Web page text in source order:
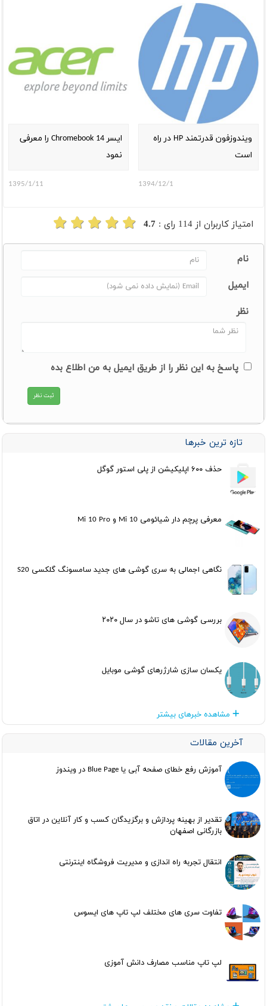
ویندوزفون قدرتمند HP در راه
است
1394/12/1
ایسر Chromebook 14 را معرفی
نمود
1395/1/11
امتیاز کاربران از 114 رای : 4.7
نام
ایمیل
نظر
پاسخ به این نظر را از طریق ایمیل به من اطلاع بده
تازه ترین خبرها
حذف ۶۰۰ اپلیکیشن از پلی استور گوگل
معرفی پرچم دار شیائومی Mi 10 و Mi 10 Pro
نگاهی اجمالی به سری گوشی های جدید سامسونگ گلکسی S20
بررسی گوشی های تاشو در سال ۲۰۲۰
یکسان سازی شارژرهای گوشی موبایل
مشاهده خبرهای بیشتر
آخرین مقالات
آموزش رفع خطای صفحه آبی یا Blue Page در ویندوز
تقدیر از بهینه پردازش و برگزیدگان کسب و کار آنلاین در اتاق
بازرگانی اصفهان
انتقال تجربه راه اندازی و مدیریت فروشگاه اینترنتی
تفاوت سری های مختلف لپ تاپ های ایسوس
لپ تاپ مناسب مصارف دانش آموزی